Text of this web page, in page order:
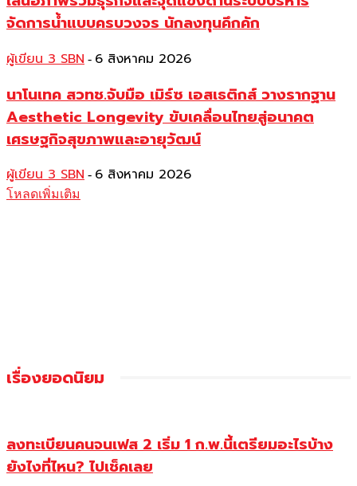
จัดการน้ำแบบครบวงจร นักลงทุนคึกคัก
ผู้เขียน 3 SBN - 6 สิงหาคม 2026
นาโนเทค สวทช.จับมือ เมิร์ซ เอสเธติกส์ วางรากฐาน
Aesthetic Longevity ขับเคลื่อนไทยสู่อนาคต
เศรษฐกิจสุขภาพและอายุวัฒน์
ผู้เขียน 3 SBN - 6 สิงหาคม 2026
โหลดเพิ่มเติม
เรื่องยอดนิยม
ลงทะเบียนคนจนเฟส 2 เริ่ม 1 ก.พ.นี้เตรียมอะไรบ้าง
ยังไงที่ไหน? ไปเช็คเลย